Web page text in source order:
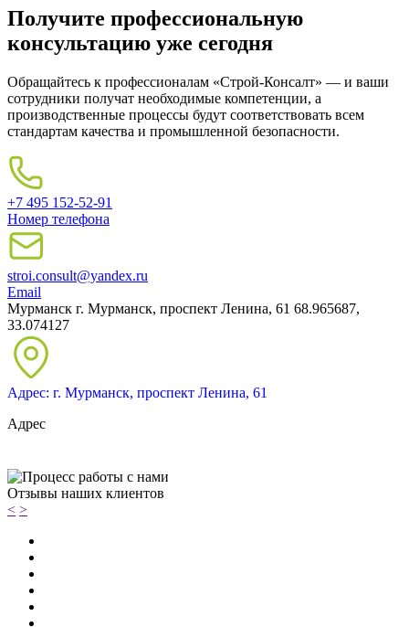
Получите профессиональную
консультацию уже сегодня
Обращайтесь к профессионалам «Строй-Консалт» — и ваши
сотрудники получат необходимые компетенции, а
производственные процессы будут соответствовать всем
стандартам качества и промышленной безопасности.
+7 495 152-52-91
Номер телефона
stroi.consult@yandex.ru
Email
Мурманск г. Мурманск, проспект Ленина, 61 68.965687,
33.074127
Адрес: г. Мурманск, проспект Ленина, 61
Адрес
Отзывы наших клиентов
< >